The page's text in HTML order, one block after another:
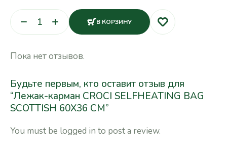
В КОРЗИНУ
Пока нет отзывов.
Будьте первым, кто оставит отзыв для
“Лежак-карман CROCI SELFHEATING BAG
SCOTTISH 60X36 CM”
You must be logged in to post a review.